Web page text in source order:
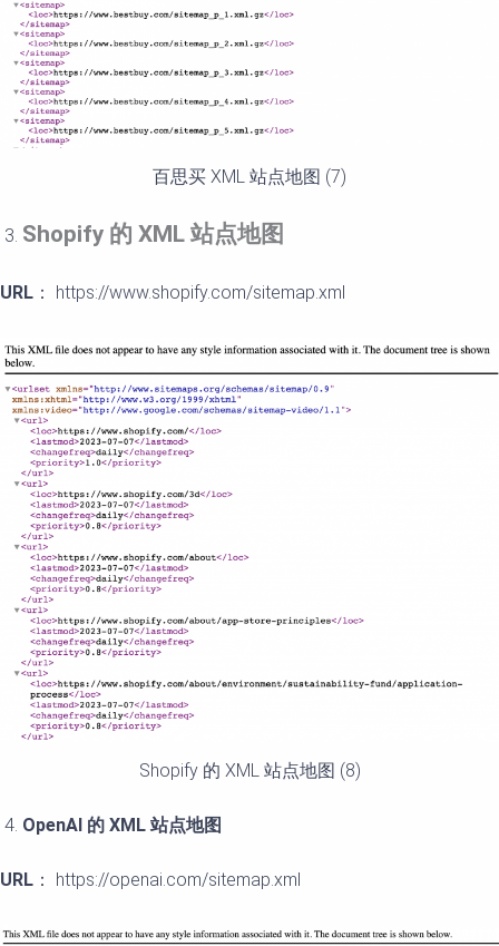
百思买 XML 站点地图 (7)
Shopify 的 XML 站点地图
URL ： https://www.shopify.com/sitemap.xml
Shopify 的 XML 站点地图 (8)
OpenAI 的 XML 站点地图
URL ： https://openai.com/sitemap.xml